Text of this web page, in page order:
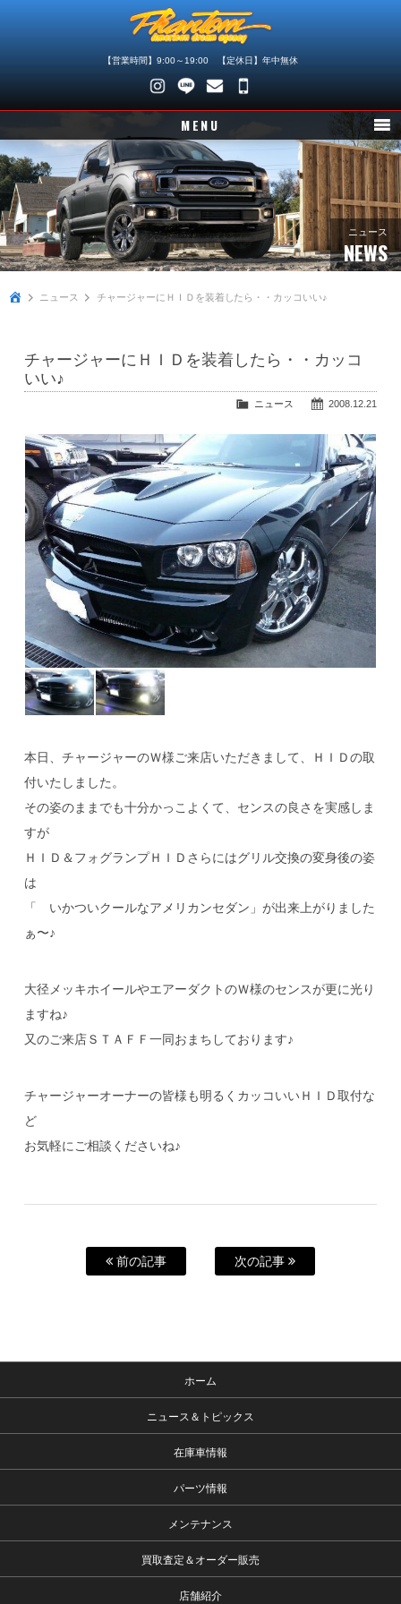
【営業時間】9:00～19:00 【定休日】年中無休
048-
745-
4446
MENU
ニュース
在庫車情報
パーツ情報
メンテナンス
買取査定
ニュース
NEWS
ニュース チャージャーにＨＩＤを装着したら・・カッコいい♪
チャージャーにＨＩＤを装着したら・・カッコ
いい♪
2008.12.21
ニュース
本日、チャージャーのＷ様ご来店いただきまして、ＨＩＤの取
付いたしました。
その姿のままでも十分かっこよくて、センスの良さを実感しま
すが
ＨＩＤ＆フォグランプＨＩＤさらにはグリル交換の変身後の姿
は
「 いかついクールなアメリカンセダン」が出来上がりました
ぁ〜♪
大径メッキホイールやエアーダクトのＷ様のセンスが更に光り
ますね♪
又のご来店ＳＴＡＦＦ一同おまちしております♪
チャージャーオーナーの皆様も明るくカッコいいＨＩＤ取付な
ど
お気軽にご相談くださいね♪
前の記事 次の記事
ホーム
ニュース＆トピックス
在庫車情報
パーツ情報
メンテナンス
買取査定＆オーダー販売
店舗紹介